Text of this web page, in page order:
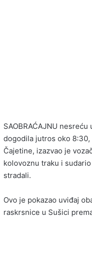
SAOBRAĆAJNU
dogodila jutros oko 8:30,
Čajetine, izazvao je
kolovoznu traku i
stradali.
Ovo je pokazao uviđaj
raskrsnice u Sušici